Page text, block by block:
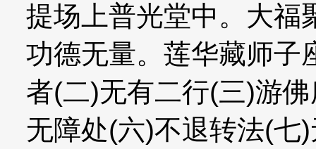
提场上普光堂中。大福
功德无量。莲华藏师子
者(二)无有二行(三)游
无障处(六)不退转法(七